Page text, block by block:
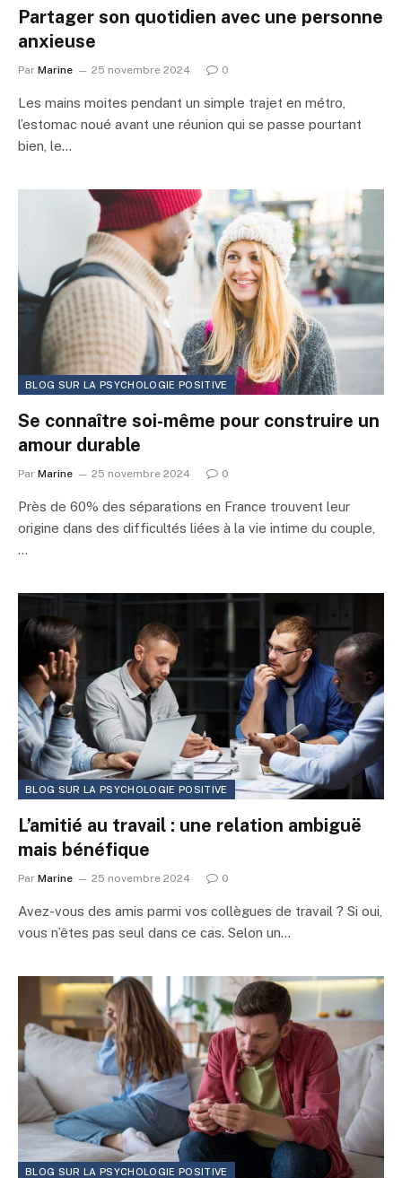
Partager son quotidien avec une personne
anxieuse
Par Marine 25 novembre 2024 0
Les mains moites pendant un simple trajet en métro,
l’estomac noué avant une réunion qui se passe pourtant
bien, le…
BLOG SUR LA PSYCHOLOGIE POSITIVE
Se connaître soi-même pour construire un
amour durable
Par Marine 25 novembre 2024 0
Près de 60% des séparations en France trouvent leur
origine dans des difficultés liées à la vie intime du couple,
…
BLOG SUR LA PSYCHOLOGIE POSITIVE
L’amitié au travail : une relation ambiguë
mais bénéfique
Par Marine 25 novembre 2024 0
Avez-vous des amis parmi vos collègues de travail ? Si oui,
vous n’êtes pas seul dans ce cas. Selon un…
BLOG SUR LA PSYCHOLOGIE POSITIVE